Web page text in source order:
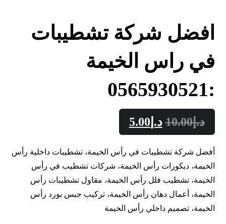
افضل شركة تشطيبات
في راس الخيمة
:0565930521
د.إ10.00 د.إ 5.00
أفضل شركة تشطيبات في رأس الخيمة، تشطيبات داخلية رأس
الخيمة، ديكورات رأس الخيمة، شركات تشطيب في رأس
الخيمة، تشطيب فلل رأس الخيمة، مقاول تشطيبات رأس
الخيمة، أعمال دهان رأس الخيمة، تركيب جبس بورد رأس
الخيمة، تصميم داخلي رأس الخيمة